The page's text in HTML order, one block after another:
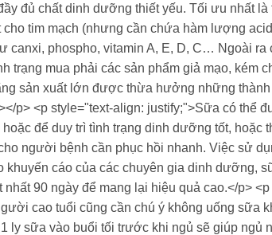
đủ chất dinh dưỡng thiết yếu. Tối ưu nhất
tim mạch (nhưng cần chứa hàm lượng
canxi, phospho, vitamin A, E, D, C… Ngoài
trạng mua phải các sản phẩm giả mạo,
sản xuất lớn được thừa hưởng những
p> <p style="text-align: justify;">Sữa có
để duy trì tình trạng dinh dưỡng tốt,
người bệnh cần phục hồi nhanh. Việc sử
khuyến cáo của các chuyên gia dinh
90 ngày để mang lại hiệu quả cao.</p>
cao tuổi cũng cần chú ý không uống sữa
ly sữa vào buổi tối trước khi ngủ sẽ giúp